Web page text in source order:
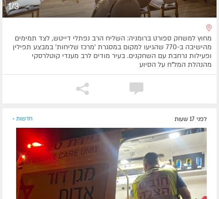
1/3
מחוץ למשחק ספורט ברומניה: השליח הרב נפתלי דייטש, לצד תמימים
מהישיבה ב-770 שהגיעו למקום במסגרת 'מרכז שליחות' במבצע תפילין
ופעילות נרחבת עם השחקנים. בעיר מודים לרב מענדי קוטלרסקי
מהנהלת המל"ח על הסיוע
לפני 17 שעות חדשות »